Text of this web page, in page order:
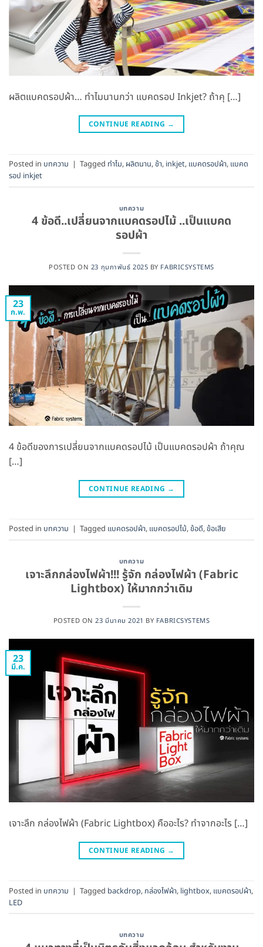
ผลิตแบคดรอปผ้า… ทำไมนานกว่า แบคดรอป Inkjet? ถ้าคุ […]
CONTINUE READING →
Posted in บทความ | Tagged ทำไม, ผลิตนาน,ช้า, inkjet, แบคดรอปผ้า, แบคด
รอป inkjet
บทความ
4 ข้อดี..เปลี่ยนจากแบคดรอปไม้ ..เป็นแบคด
รอปผ้า
POSTED ON 23 กุมภาพันธ์ 2025 BY FABRICSYSTEMS
23
ก.พ.
4 ข้อดีของการเปลี่ยนจากแบคดรอปไม้ เป็นแบคดรอปผ้า ถ้าคุณ
[…]
CONTINUE READING →
Posted in บทความ | Tagged แบคดรอปผ้า, แบคดรอปไม้,ข้อดี,ข้อเสีย
บทความ
เจาะลึกกล่องไฟผ้า!!! รู้จัก กล่องไฟผ้า (Fabric
Lightbox) ให้มากกว่าเดิม
POSTED ON23 มีนาคม 2021 BY FABRICSYSTEMS
23
มี.ค.
เจาะลึก กล่องไฟผ้า (Fabric Lightbox) คืออะไร? ทำจากอะไร […]
CONTINUE READING →
Posted in บทความ | Tagged backdrop, กล่องไฟผ้า, lightbox, แบคดรอปผ้า,
LED
บทความ